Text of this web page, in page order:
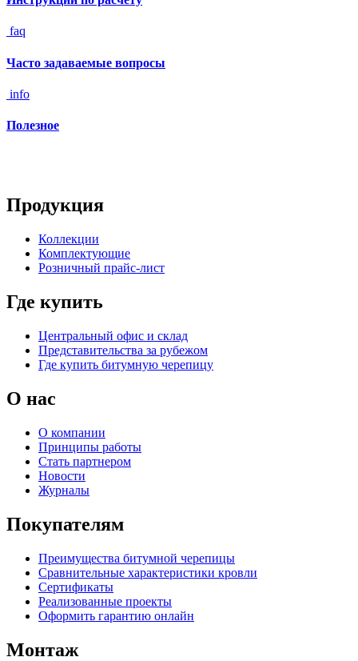
faq
Часто задаваемые вопросы
info
Полезное
Продукция
Коллекции
Комплектующие
Розничный прайс-лист
Где купить
Центральный офис и склад
Представительства за рубежом
Где купить битумную черепицу
О нас
О компании
Принципы работы
Стать партнером
Новости
Журналы
Покупателям
Преимущества битумной черепицы
Сравнительные характеристики кровли
Сертификаты
Реализованные проекты
Оформить гарантию онлайн
Монтаж